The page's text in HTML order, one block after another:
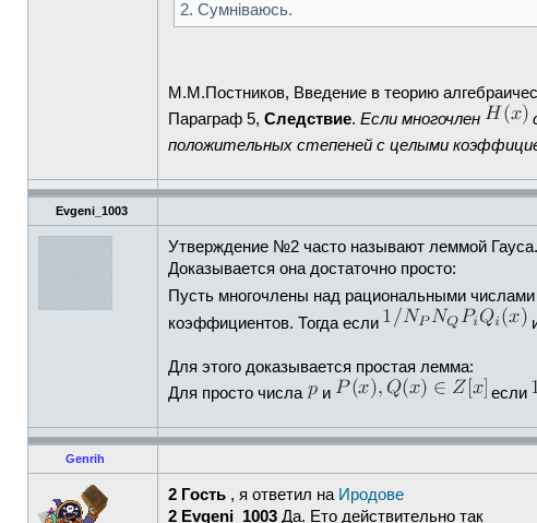
2. Сумніваюсь.
М.М.Постников, Введение в теорию
Параграф 5, Следствие. Если многочлен
положительных степеней с целыми
Evgeni_1003
Утверждение №2 часто называют леммой
Доказывается она достаточно просто:
Пусть многочлены над рациональными числами
коэффициентов. Тогда если
Для этого доказывается простая лемма:
Для просто числа
и если
Genrih
2 Гость , я ответил на Иродове
2 Evgeni_1003 Да. Ето действительно так